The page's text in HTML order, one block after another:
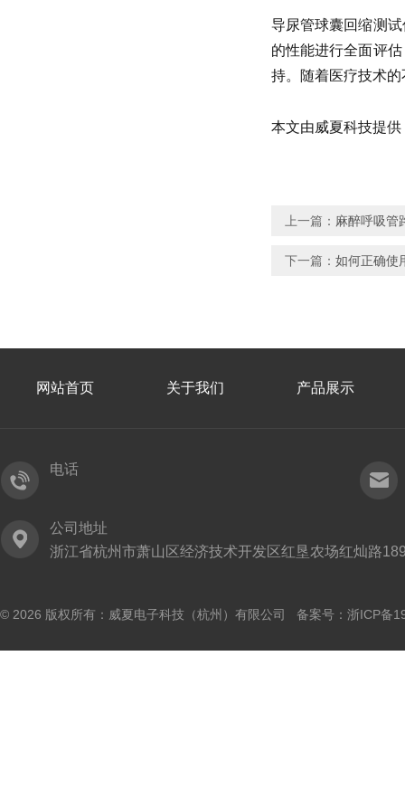
导尿管球囊回缩测试
的性能进行全面评
持。随着医疗技术
本文由威夏科技提供
上一篇： 麻醉呼吸管
下一篇： 如何正确使
网站首页 关于我们 产品展示
电话
公司地址
浙江省杭州市萧山区经济技术开发区红垦农场红灿路
© 2026 版权所有：威夏电子科技（杭州）有限公司 备案号： 浙ICP备